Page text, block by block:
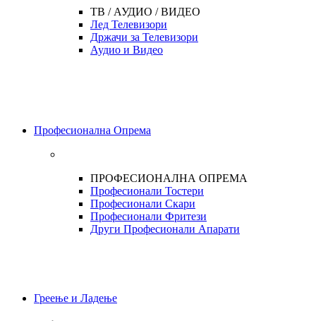
ТВ / АУДИО / ВИДЕО
Лед Телевизори
Држачи за Телевизори
Аудио и Видео
Професионална Опрема
ПРОФЕСИОНАЛНА ОПРЕМА
Професионали Тостери
Професионали Скари
Професионали Фритези
Други Професионали Апарати
Греење и Ладење